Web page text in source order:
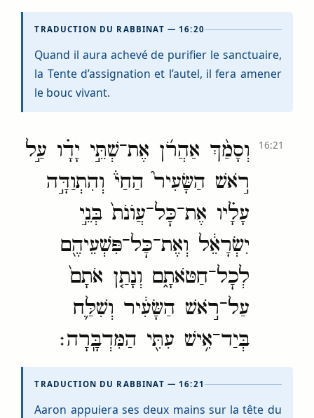
TRADUCTION DU RABBINAT — 16:20
Quand il aura achevé de purifier le sanctuaire,
la Tente d’assignation et l’autel, il fera amener
le bouc vivant.
וְסָמַ֨ךְ אַהֲרֹ֜ן אֶת־שְׁתֵּ֣י יָדָ֗ו עַ֣ל
רֹ֣אשׁ הַשָּׂעִיר֮ הַחַי֒ וְהִתְוַדָּ֣ה
עָלָ֗יו אֶת־כׇּל־עֲוֺנֹת֙ בְּנֵ֣י
יִשְׂרָאֵ֔ל וְאֶת־כׇּל־פִּשְׁעֵיהֶ֖ם
לְכׇל־חַטֹּאתָ֑ם וְנָתַ֤ן אֹתָם֙
עַל־רֹ֣אשׁ הַשָּׂעִ֔יר וְשִׁלַּ֛ח
בְּיַד־אִ֥ישׁ עִתִּ֖י הַמִּדְבָּֽרָה׃
16:21
TRADUCTION DU RABBINAT — 16:21
Aaron appuiera ses deux mains sur la tête du